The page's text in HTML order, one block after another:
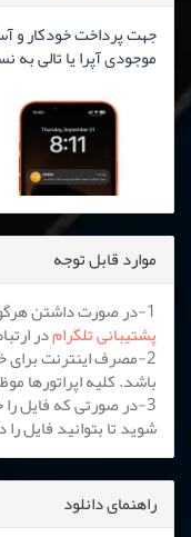
جهت پرداخت خودکار و
موجودی آپرا یا تالی
موارد قابل توجه
1-در صورت داشتن هرگونه مشکلی، لطفا با پشتیبانی آنلاین یا
پشتیبانی تلگرامدر
باشد. کلیه اپراتورها
3-در صورتی که فایل را
شوید تا بتوانید فایل را
راهنمای دانلود